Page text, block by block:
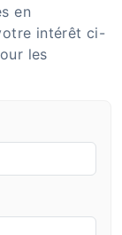
en
intérêt ci-
les